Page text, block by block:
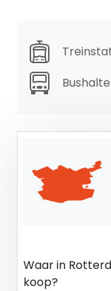
Charloisse
Rotterdam
Rijksweg A15.
gelegen ten
ontsloten via
Tevens is het
bereiken via de
loopafstand is
vinden waar
(richting
Tevens is
afstand van
Waar in
koop?